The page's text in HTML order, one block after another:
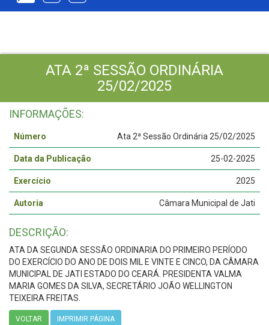
ATA 2ª SESSÃO ORDINÁRIA
25/02/2025
INFORMAÇÕES:
Número Ata 2ª Sessão Ordinária 25/02/2025
Data da Publicação 25-02-2025
Exercício 2025
Autoria Câmara Municipal de Jati
DESCRIÇÃO:
ATA DA SEGUNDA SESSÃO ORDINARIA DO PRIMEIRO PERÍODO
DO EXERCÍCIO DO ANO DE DOIS MIL E VINTE E CINCO, DA CÂMARA
MUNICIPAL DE JATI ESTADO DO CEARÁ. PRESIDENTA VALMA
MARIA GOMES DA SILVA, SECRETÁRIO JOÃO WELLINGTON
TEIXEIRA FREITAS.
VOLTAR IMPRIMIR PÁGINA